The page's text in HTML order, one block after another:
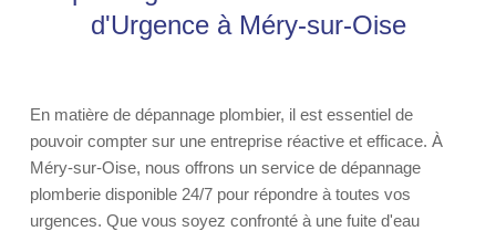
d'Urgence à Méry-sur-Oise
En matière de dépannage plombier, il est essentiel de
pouvoir compter sur une entreprise réactive et efficace. À
Méry-sur-Oise, nous offrons un service de dépannage
plomberie disponible 24/7 pour répondre à toutes vos
urgences. Que vous soyez confronté à une fuite d'eau